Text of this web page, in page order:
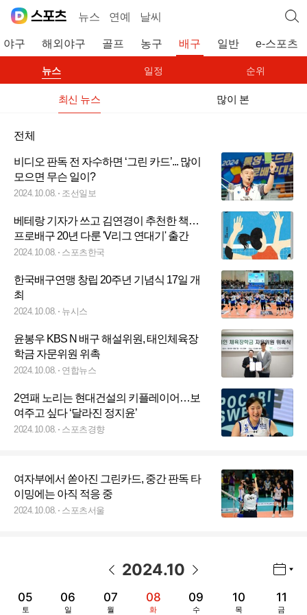
뉴스 연예 날씨
야구 해외야구 골프 농구 배구 일반 e-스포츠
뉴스 일정 순위
최신 뉴스 많이 본
전체
비디오 판독 전 자수하면 ‘그린 카드’... 많이
모으면 무슨 일이?
2024.10.08. 조선일보
베테랑 기자가 쓰고 김연경이 추천한 책…
프로배구 20년 다룬 'V리그 연대기' 출간
2024.10.08. 스포츠한국
한국배구연맹 창립 20주년 기념식 17일 개
최
2024.10.08. 뉴시스
윤봉우 KBS N 배구 해설위원, 태인체육장
학금 자문위원 위촉
2024.10.08. 연합뉴스
2연패 노리는 현대건설의 키플레이어…보
여주고 싶다 ‘달라진 정지윤’
2024.10.08. 스포츠경향
여자부에서 쏟아진 그린카드, 중간 판독 타
이밍에는 아직 적응 중
2024.10.08. 스포츠서울
2024.10
05
토
06
일
07
월
08
화
09
수
10
목
11
금